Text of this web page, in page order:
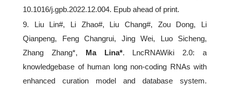
10.1016/j.gpb.2022.12.004. Epub ahead of print.
9. Liu Lin#, Li Zhao#, Liu Chang#, Zou Dong, Li
Qianpeng, Feng Changrui, Jing Wei, Luo Sicheng,
Zhang Zhang*, Ma Lina*. LncRNAWiki 2.0: a
knowledgebase of human long non-coding RNAs with
enhanced curation model and database system.